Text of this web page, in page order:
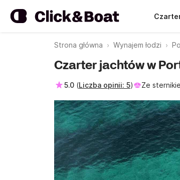
Strona główna Wynajem łodzi
Czarter jachtów w
5.0 (Liczba opinii: 5) Ze